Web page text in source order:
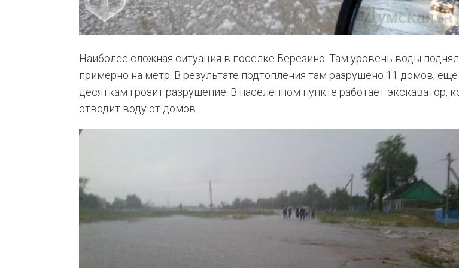
Наиболее сложная ситуация в поселке Березино. Там уровень воды
примерно на метр. В результате подтопления там разрушено 11 домов,
десяткам грозит разрушение. В населенном пункте работает экскаватор,
отводит воду от домов.